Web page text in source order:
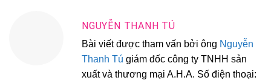
NGUYỄN THANH TÚ
Bài viết được tham vấn bởi ông Nguyễn
Thanh Tú giám đốc công ty TNHH sản
xuất và thương mại A.H.A. Số điện thoại: